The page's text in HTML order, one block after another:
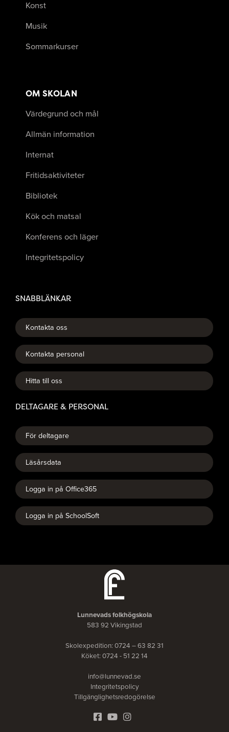
Konst
Musik
Sommarkurser
OM SKOLAN
Värdegrund och mål
Allmän information
Internat
Fritidsaktiviteter
Bibliotek
Kök och matsal
Konferens och läger
Integritetspolicy
SNABBLÄNKAR
Kontakta oss
Kontakta personal
Hitta till oss
DELTAGARE & PERSONAL
För deltagare
Läsårsdata
Logga in på Office365
Logga in på SchoolSoft
Lunnevads folkhögskola
583 92 Vikingstad
Skolexpedition: 0724 – 63 82 31
Köket: 0724 - 51 22 14
info@lunnevad.se
Integritetspolicy
Tillgänglighetsredogörelse